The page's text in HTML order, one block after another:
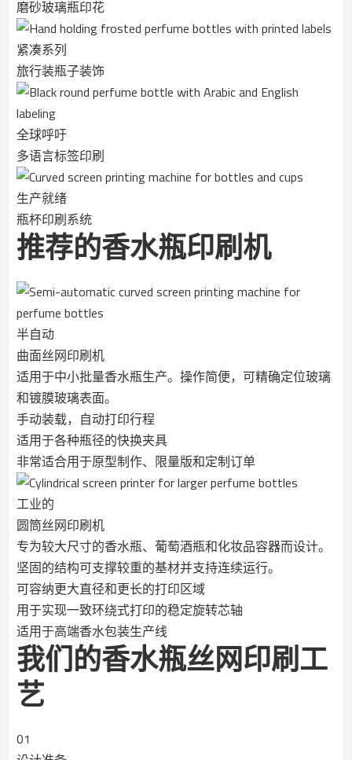
磨砂玻璃瓶印花
紧凑系列
旅行装瓶子装饰
全球呼吁
多语言标签印刷
生产就绪
瓶杯印刷系统
推荐的香水瓶印刷机
半自动
曲面丝网印刷机
适用于中小批量香水瓶生产。操作简便，可精确定位玻璃
和镀膜玻璃表面。
手动装载，自动打印行程
适用于各种瓶径的快换夹具
非常适合用于原型制作、限量版和定制订单
工业的
圆筒丝网印刷机
专为较大尺寸的香水瓶、葡萄酒瓶和化妆品容器而设计。
坚固的结构可支撑较重的基材并支持连续运行。
可容纳更大直径和更长的打印区域
用于实现一致环绕式打印的稳定旋转芯轴
适用于高端香水包装生产线
我们的香水瓶丝网印刷工
艺
01